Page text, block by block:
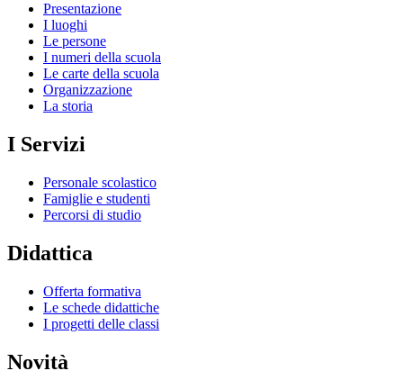
Presentazione
I luoghi
Le persone
I numeri della scuola
Le carte della scuola
Organizzazione
La storia
I Servizi
Personale scolastico
Famiglie e studenti
Percorsi di studio
Didattica
Offerta formativa
Le schede didattiche
I progetti delle classi
Novità